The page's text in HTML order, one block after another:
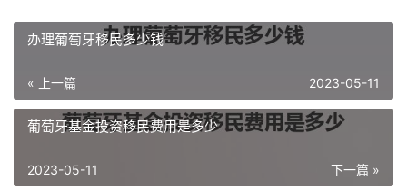
办理葡萄牙移民多少钱
« 上一篇 2023-05-11
葡萄牙基金投资移民费用是多少
下一篇 »
2023-05-11